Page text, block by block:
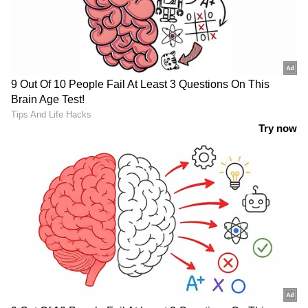
ദിവസം വിവിധ ജില്ലകളിൽ ഓറഞ്ച് അലർട്ട്,
ഇന്ന് 3 ജില്ലകളിൽ; 11 ജില്ലകളിൽ യെല്ലോ
പ്രഖ്യാപനത്തിന് കാരണമായ അനുകൂല
ഘടകങ്ങൾ
'മയങ്ങില്ല കേരളം';
ലഹരിക്കെതിരെ കടുത്ത
നടപടികളുമായി
എക്സൈസ് വകുപ്പ്;
14,722 കേസുകൾ രജിസ്റ്റർ
അങ്കണവാടികളിൽ
പട്ടിണിപ്പൂട്ട്;
സർക്കാരിനെതിരെ
വഴിമുട്ടുന്നുവെന്ന് സിപിഎം